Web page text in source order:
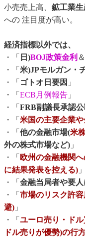
小売売上高、 鉱工業生
への 注目度が高い。
経済指標以外では、
・「 日)BOJ政策金利 ＆
・「 米)JPモルガン・
・「 ゴトオ日要因 」
・「 ECB月例報告 」
・「 FRB副議長承認
・「 米国の主要企業
・「 他の金融市場(米
外の株式市場など) 」
・「 欧州の金融機関
に結果発表を控える) 」
・「 金融当局者や要
・「 市場のリスク許
避) 」
・「 ユーロ売り・ド
ドル売りが優勢)の行